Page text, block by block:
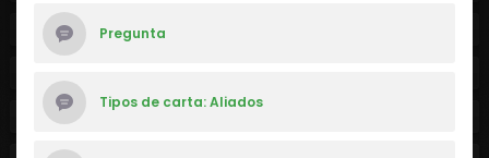
Pregunta
Tipos de carta: Aliados